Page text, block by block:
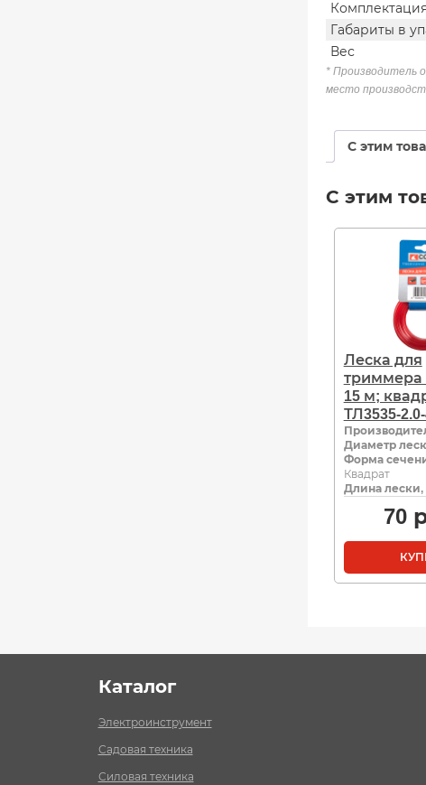
Комплектация
Габариты в
Вес
* Производитель
место
С этим
С этим
Леска для
триммера
15 м;
ТЛ3535-
Диаметр
Форма
Квадрат
Длина лески,
70
Каталог
Электроинструмент
Садовая техника
Силовая техника